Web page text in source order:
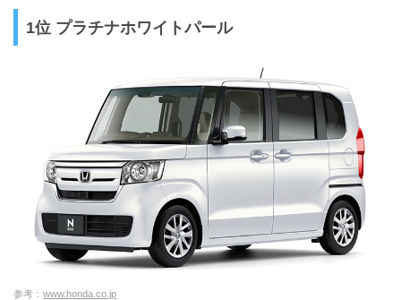
1位 プラチナホワイトパール
参考： www.honda.co.jp